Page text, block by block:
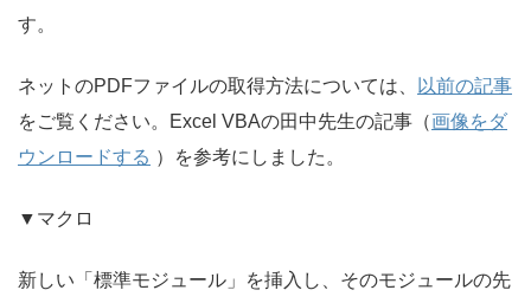
す。
ネットのPDFファイルの取得方法については、
以前の記事
をご覧ください。Excel VBAの田中先生の記事（画像をダ
ウンロードする ）を参考にしました。
▼マクロ
新しい「標準モジュール」を挿入し、そのモジュールの先